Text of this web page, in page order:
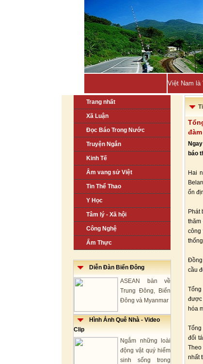
Việt Nam là
Trang nhất
Xã Luận
Đọc Báo Trong Nước
Truyện Ngắn
Kinh Tế
Âm vang sử Việt
Tin Thể Thao
Y Học
Tâm lý - Xã hội
Công Nghệ
Ẩm Thực
Diễn Đàn Biển Đông
ASEAN bàn về
Trung Đông, Biển
Đông và Myanmar
Hình Ảnh Quê Nhà - Video
Clip
Ngắm những loài
động vật quý hiếm
sinh sống trong
đàm
báo
Hai
ổn
Phát
thăm
công
Đồng
cầu
Tổng
được
hóa
đối
nhất